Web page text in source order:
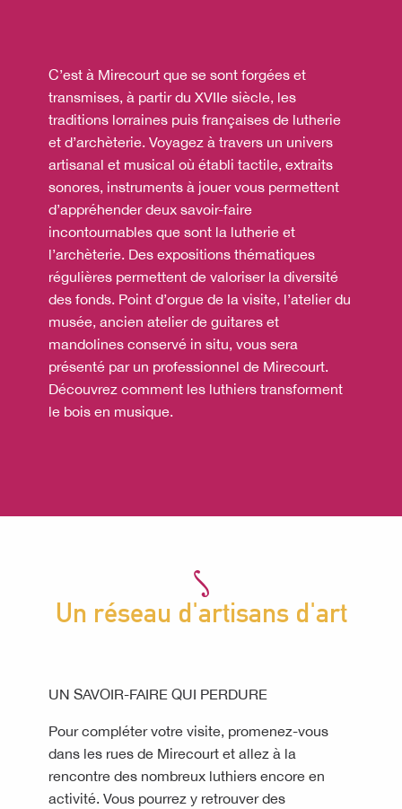
C’est à Mirecourt que se sont forgées et
transmises, à partir du XVIIe siècle, les
traditions lorraines puis françaises de lutherie
et d’archèterie. Voyagez à travers un univers
artisanal et musical où établi tactile, extraits
sonores, instruments à jouer vous permettent
d’appréhender deux savoir-faire
incontournables que sont la lutherie et
l’archèterie. Des expositions thématiques
régulières permettent de valoriser la diversité
des fonds. Point d’orgue de la visite, l’atelier du
musée, ancien atelier de guitares et
mandolines conservé in situ, vous sera
présenté par un professionnel de Mirecourt.
Découvrez comment les luthiers transforment
le bois en musique.
Un réseau d'artisans d'art
UN SAVOIR-FAIRE QUI PERDURE
Pour compléter votre visite, prome­nez-vous
dans les rues de Mirecourt et allez à la
rencontre des nombreux luthiers encore en
activité. Vous pour­rez y retrouver des